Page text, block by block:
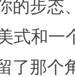
的步态
式和一
了那个